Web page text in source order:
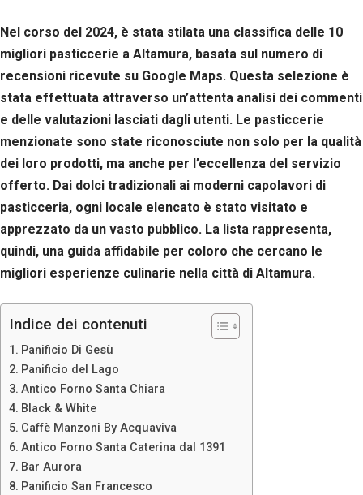
Nel corso del 2024, è stata stilata una classifica delle 10
migliori pasticcerie a Altamura, basata sul numero di
recensioni ricevute su Google Maps. Questa selezione è
stata effettuata attraverso un’attenta analisi dei commenti
e delle valutazioni lasciati dagli utenti. Le pasticcerie
menzionate sono state riconosciute non solo per la qualità
dei loro prodotti, ma anche per l’eccellenza del servizio
offerto. Dai dolci tradizionali ai moderni capolavori di
pasticceria, ogni locale elencato è stato visitato e
apprezzato da un vasto pubblico. La lista rappresenta,
quindi, una guida affidabile per coloro che cercano le
migliori esperienze culinarie nella città di Altamura.
Indice dei contenuti
Panificio Di Gesù
Panificio del Lago
Antico Forno Santa Chiara
Black & White
Caffè Manzoni By Acquaviva
Antico Forno Santa Caterina dal 1391
Bar Aurora
Panificio San Francesco